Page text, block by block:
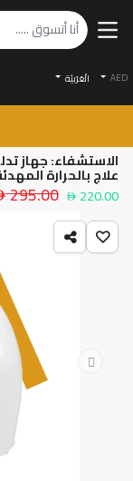
AED الْعَرَبيّة
علاج بالحرارة
220.00
295.00